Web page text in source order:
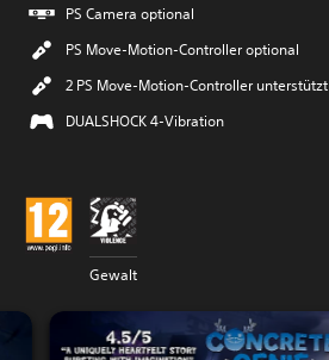
PS Camera optional
PS Move-Motion-Controller optional
2 PS Move-Motion-Controller unterstützt
DUALSHOCK 4-Vibration
Gewalt